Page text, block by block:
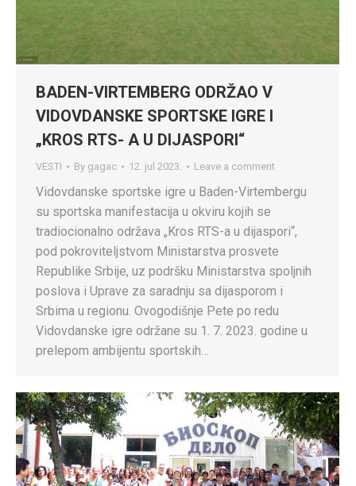
BADEN-VIRTEMBERG ODRŽAO V
VIDOVDANSKE SPORTSKE IGRE I
„KROS RTS- A U DIJASPORI“
VESTI By gagac 12. jul 2023. Leave a comment
Vidovdanske sportske igre u Baden-Virtembergu
su sportska manifestacija u okviru kojih se
tradiocionalno održava „Kros RTS-a u dijaspori“,
pod pokroviteljstvom Ministarstva prosvete
Republike Srbije, uz podršku Ministarstva spoljnih
poslova i Uprave za saradnju sa dijasporom i
Srbima u regionu. Ovogodišnje Pete po redu
Vidovdanske igre održane su 1. 7. 2023. godine u
prelepom ambijentu sportskih…